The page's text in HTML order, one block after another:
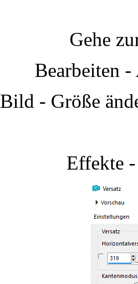
Gehe
Bearbeiten -
Bild - Größe
Effekte